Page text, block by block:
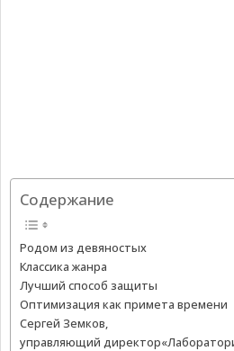
Содержание
Родом из девяностых
Классика жанра
Лучший способ защиты
Оптимизация как примета времени
Сергей Земков,
управляющий